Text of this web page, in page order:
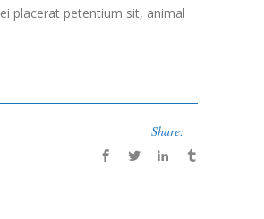
placerat petentium sit, animal
Share: